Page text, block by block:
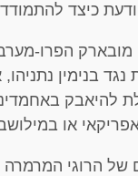
כיצד
מובארק הפרו-
בנימין
להיאבק
או
של הרוגי